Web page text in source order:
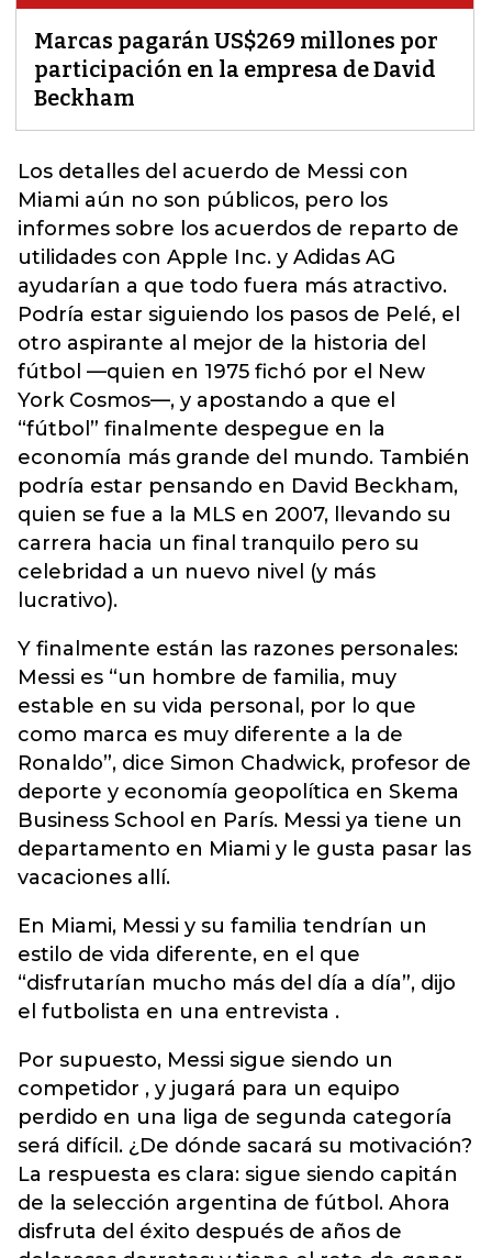
Marcas pagarán US$269 millones por
participación en la empresa de David
Beckham
Los detalles del acuerdo de Messi con
Miami aún no son públicos, pero los
informes sobre los acuerdos de reparto de
utilidades con Apple Inc. y Adidas AG
ayudarían a que todo fuera más atractivo.
Podría estar siguiendo los pasos de Pelé, el
otro aspirante al mejor de la historia del
fútbol —quien en 1975 fichó por el New
York Cosmos—, y apostando a que el
“fútbol” finalmente despegue en la
economía más grande del mundo. También
podría estar pensando en David Beckham,
quien se fue a la MLS en 2007, llevando su
carrera hacia un final tranquilo pero su
celebridad a un nuevo nivel (y más
lucrativo).
Y finalmente están las razones personales:
Messi es “un hombre de familia, muy
estable en su vida personal, por lo que
como marca es muy diferente a la de
Ronaldo”, dice Simon Chadwick, profesor de
deporte y economía geopolítica en Skema
Business School en París. Messi ya tiene un
departamento en Miami y le gusta pasar las
vacaciones allí.
En Miami, Messi y su familia tendrían un
estilo de vida diferente, en el que
“disfrutarían mucho más del día a día”, dijo
el futbolista en una entrevista .
Por supuesto, Messi sigue siendo un
competidor , y jugará para un equipo
perdido en una liga de segunda categoría
será difícil. ¿De dónde sacará su motivación?
La respuesta es clara: sigue siendo capitán
de la selección argentina de fútbol. Ahora
disfruta del éxito después de años de